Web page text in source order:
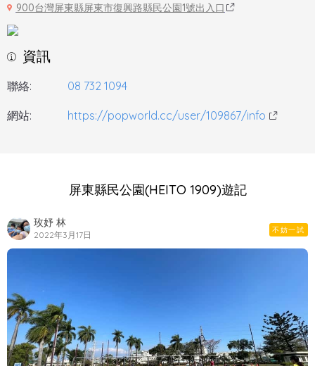
900台灣屏東縣屏東市復興路縣民公園1號出入口
資訊
聯絡: 08 732 1094
網站: https://popworld.cc/user/109867/info
屏東縣民公園(HEITO 1909)遊記
玫妤 林
2022年3月17日 不妨一試